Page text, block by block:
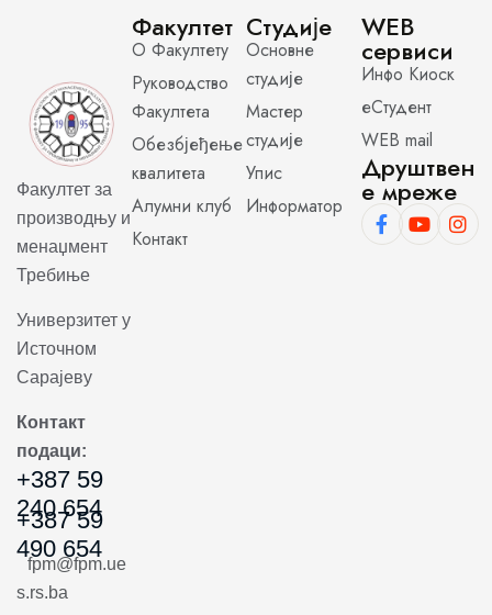
Факултет за
производњу и
менаџмент
Требиње
Универзитет у
Источном
Сарајеву
Контакт
подаци:
+387 59
240 654
+387 59
490 654
fpm@fpm.ue
s.rs.ba
Факултет
О Факултету
Руководство
Факултета
Обезбјеђење
квалитета
Алумни клуб
Контакт
Студије
Основне
студије
Мастер
студије
Упис
Информатор
WEB
сервиси
Инфо Киоск
еСтудент
WEB mail
Друштвен
е мреже